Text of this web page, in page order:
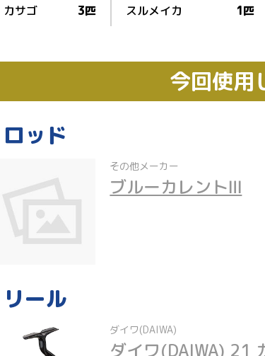
カサゴ 3匹 スルメイカ 1匹
今回使用
ロッド
その他メーカー
ブルーカレントⅢ
リール
ダイワ(DAIWA)
ダイワ(DAIWA) 21